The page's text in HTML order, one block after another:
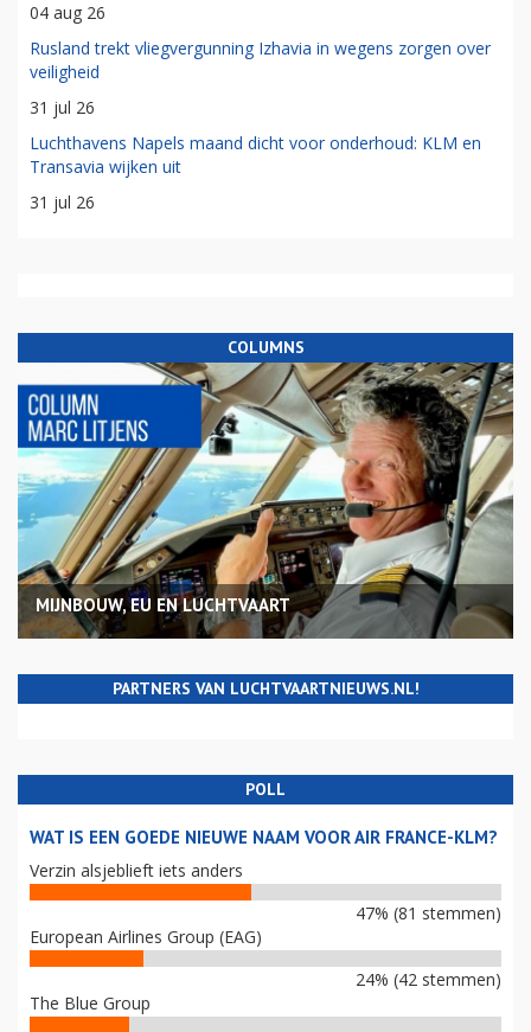
04 aug 26
Rusland trekt vliegvergunning Izhavia in wegens zorgen over
veiligheid
31 jul 26
Luchthavens Napels maand dicht voor onderhoud: KLM en
Transavia wijken uit
31 jul 26
COLUMNS
MIJNBOUW, EU EN LUCHTVAART
PARTNERS VAN LUCHTVAARTNIEUWS.NL!
POLL
WAT IS EEN GOEDE NIEUWE NAAM VOOR AIR FRANCE-KLM?
Verzin alsjeblieft iets anders
47% (81 stemmen)
European Airlines Group (EAG)
24% (42 stemmen)
The Blue Group